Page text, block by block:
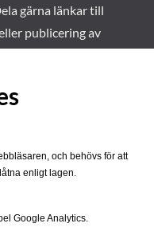
gärna länkar till
publicering av
och behövs för att
enligt lagen.
Google Analytics.